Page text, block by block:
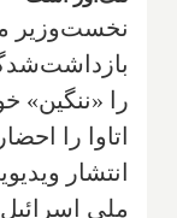
نخست‌وزیر
را «ننگین»
اتاوا را
انتشار